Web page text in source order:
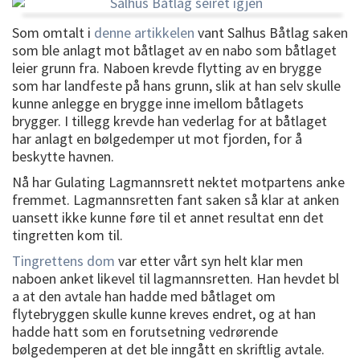
Som omtalt i denne artikkelen vant Salhus Båtlag saken
som ble anlagt mot båtlaget av en nabo som båtlaget
leier grunn fra. Naboen krevde flytting av en brygge
som har landfeste på hans grunn, slik at han selv skulle
kunne anlegge en brygge inne imellom båtlagets
brygger. I tillegg krevde han vederlag for at båtlaget
har anlagt en bølgedemper ut mot fjorden, for å
beskytte havnen.
Nå har Gulating Lagmannsrett nektet motpartens anke
fremmet. Lagmannsretten fant saken så klar at anken
uansett ikke kunne føre til et annet resultat enn det
tingretten kom til.
Tingrettens dom var etter vårt syn helt klar men
naboen anket likevel til lagmannsretten. Han hevdet bl
a at den avtale han hadde med båtlaget om
flytebryggen skulle kunne kreves endret, og at han
hadde hatt som en forutsetning vedrørende
bølgedemperen at det ble inngått en skriftlig avtale.